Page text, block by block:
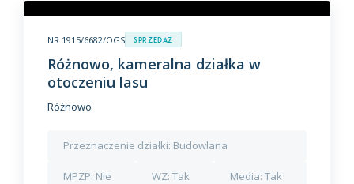
NR 1915/6682/OGS Sprzedaż
Różnowo, kameralna działka w
otoczeniu lasu
Różnowo
Przeznaczenie działki: Budowlana
MPZP: Nie WZ: Tak Media: Tak